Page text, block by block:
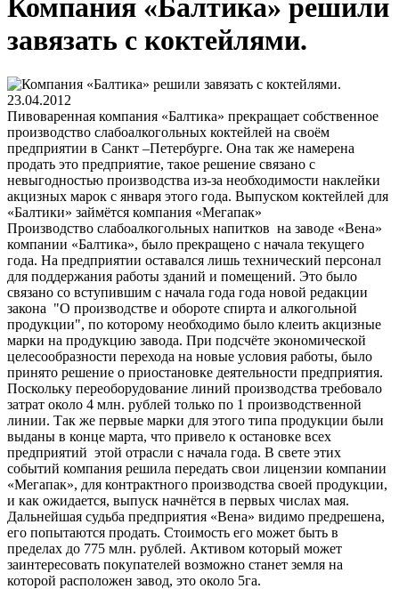
Компания «Балтика» решили
завязать с коктейлями.
23.04.2012
Пивоваренная компания «Балтика» прекращает собственное
производство слабоалкогольных коктейлей на своём
предприятии в Санкт –Петербурге. Она так же намерена
продать это предприятие, такое решение связано с
невыгодностью производства из-за необходимости наклейки
акцизных марок с января этого года. Выпуском коктейлей для
«Балтики» займётся компания «Мегапак»
Производство слабоалкогольных напитков на заводе «Вена»
компании «Балтика», было прекращено с начала текущего
года. На предприятии оставался лишь технический персонал
для поддержания работы зданий и помещений. Это было
связано со вступившим с начала года года новой редакции
закона "О производстве и обороте спирта и алкогольной
продукции", по которому необходимо было клеить акцизные
марки на продукцию завода. При подсчёте экономической
целесообразности перехода на новые условия работы, было
принято решение о приостановке деятельности предприятия.
Поскольку переоборудование линий производства требовало
затрат около 4 млн. рублей только по 1 производственной
линии. Так же первые марки для этого типа продукции были
выданы в конце марта, что привело к остановке всех
предприятий этой отрасли с начала года. В свете этих
событий компания решила передать свои лицензии компании
«Мегапак», для контрактного производства своей продукции,
и как ожидается, выпуск начнётся в первых числах мая.
Дальнейшая судьба предприятия «Вена» видимо предрешена,
его попытаются продать. Стоимость его может быть в
пределах до 775 млн. рублей. Активом который может
заинтересовать покупателей возможно станет земля на
которой расположен завод, это около 5га.